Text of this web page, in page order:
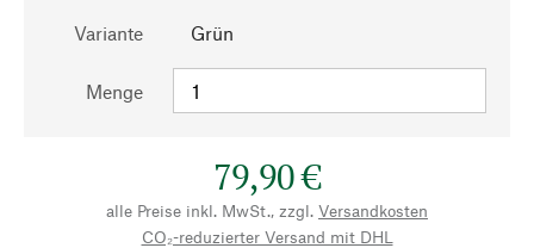
Variante Grün
Menge
79,90 €
alle Preise inkl. MwSt., zzgl. Versandkosten
CO₂-reduzierter Versand mit DHL